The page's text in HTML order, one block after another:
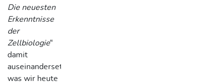
Die neuesten
Erkenntnisse
der
Zellbiologie“
damit
auseinandersetzt,
was wir heute